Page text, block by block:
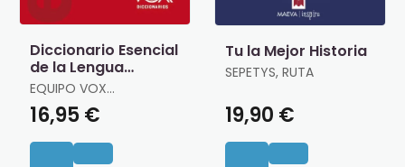
Diccionario Esencial
de la Lengua
Española
EQUIPO VOX
DICCIONARIOS
16,95 €
Tu la Mejor Historia
SEPETYS, RUTA
19,90 €